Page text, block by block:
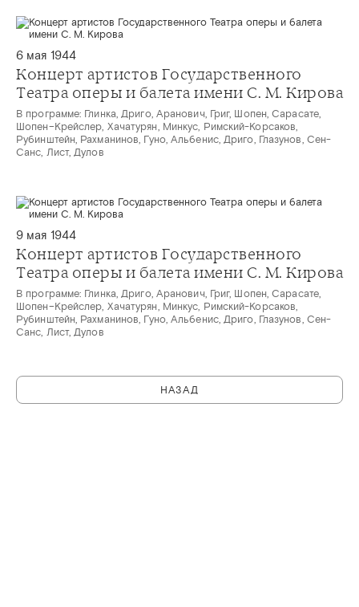
6 мая 1944
Концерт артистов Государственного
Театра оперы и балета имени С. М. Кирова
В программе: Глинка, Дриго, Аранович, Григ, Шопен, Сарасате,
Шопен–Крейслер, Хачатурян, Минкус, Римский-Корсаков,
Рубинштейн, Рахманинов, Гуно, Альбенис, Дриго, Глазунов, Сен-
Санс, Лист, Дулов
9 мая 1944
Концерт артистов Государственного
Театра оперы и балета имени С. М. Кирова
В программе: Глинка, Дриго, Аранович, Григ, Шопен, Сарасате,
Шопен–Крейслер, Хачатурян, Минкус, Римский-Корсаков,
Рубинштейн, Рахманинов, Гуно, Альбенис, Дриго, Глазунов, Сен-
Санс, Лист, Дулов
НАЗАД